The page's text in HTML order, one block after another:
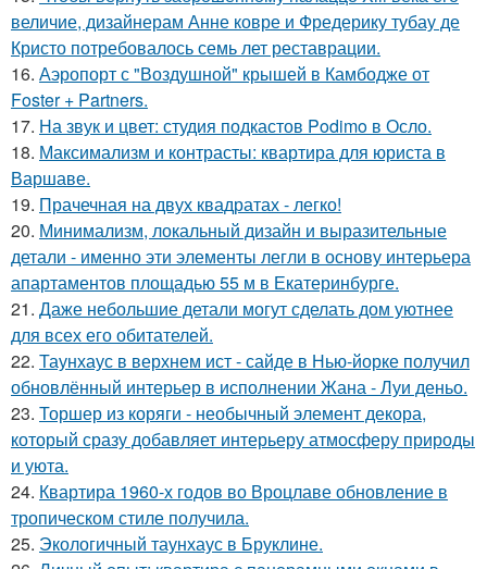
величие, дизайнерам Анне ковре и Фредерику тубау де
Кристо потребовалось семь лет реставрации.
16. Аэропорт с "Воздушной" крышей в Камбодже от
Foster + Partners.
17. На звук и цвет: студия подкастов Podimo в Осло.
18. Максимализм и контрасты: квартира для юриста в
Варшаве.
19. Прачечная на двух квадратах - легко!
20. Минимализм, локальный дизайн и выразительные
детали - именно эти элементы легли в основу интерьера
апартаментов площадью 55 м в Екатеринбурге.
21. Даже небольшие детали могут сделать дом уютнее
для всех его обитателей.
22. Таунхаус в верхнем ист - сайде в Нью-йорке получил
обновлённый интерьер в исполнении Жана - Луи деньо.
23. Торшер из коряги - необычный элемент декора,
который сразу добавляет интерьеру атмосферу природы
и уюта.
24. Квартира 1960-х годов во Вроцлаве обновление в
тропическом стиле получила.
25. Экологичный таунхаус в Бруклине.